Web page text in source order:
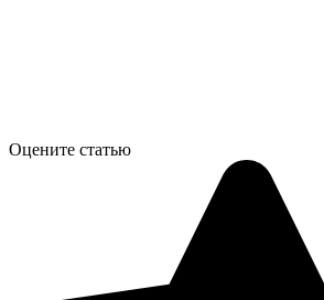
Оцените статью